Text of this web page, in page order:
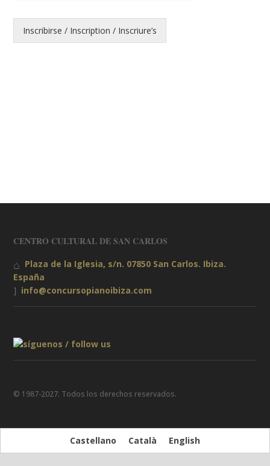
Inscribirse / Inscription / Inscriure’s
CENTRO CULTURAL DE SAN CARLOS
Plaza de la Iglesia, s/n. 07850 San Carlos. Ibiza.
España
info@concursopianoibiza.com
© 1987-2027. Todos los derechos reservados.
Castellano Català English